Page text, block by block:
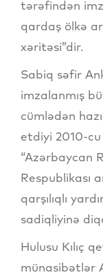
tərəfindən
qardaş ölkə
xəritəsi”dir.
Sabiq səfir
imzalanmış
cümlədən
etdiyi 2010-
“Azərbaycan
Respublikası
qarşılıqlı
sadiqliyinə
Hulusu Kılıç
münasibətlər